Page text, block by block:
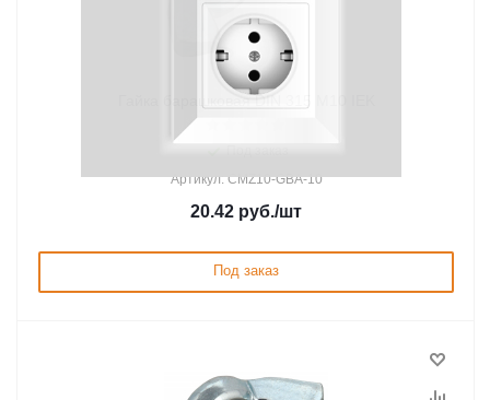
Гайка барашковая DIN 315 М10 IEK
Артикул: CMZ10-GBA-10
20.42 руб./шт
Под заказ